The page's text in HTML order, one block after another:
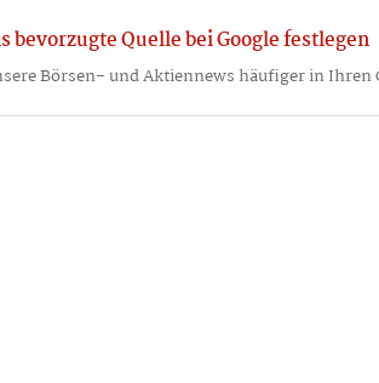
bevorzugte Quelle bei Google festlegen
Börsen- und Aktiennews häufiger in Ihren